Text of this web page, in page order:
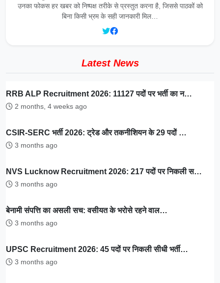
उनका फोकस हर खबर को निष्पक्ष तरीके से प्रस्तुत करना है, जिससे पाठकों को
बिना किसी भ्रम के सही जानकारी मिल…
Latest News
RRB ALP Recruitment 2026: 11127 पदों पर भर्ती का न…
2 months, 4 weeks ago
CSIR-SERC भर्ती 2026: ट्रेड और तकनीशियन के 29 पदों …
3 months ago
NVS Lucknow Recruitment 2026: 217 पदों पर निकली स…
3 months ago
बेनामी संपत्ति का असली सच: वसीयत के भरोसे रहने वाल…
3 months ago
UPSC Recruitment 2026: 45 पदों पर निकली सीधी भर्ती…
3 months ago